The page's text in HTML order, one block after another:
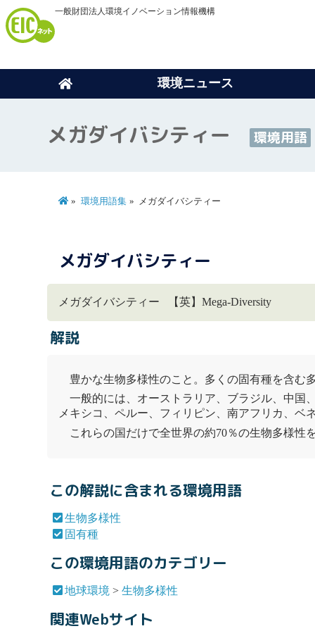
一般財団法人環境イノベーション情報機構
環境ニュース
メガダイバシティー 環境用語
環境用語集 メガダイバシティー
メガダイバシティー
メガダイバシティー 【英】Mega-Diversity
解説
豊かな生物多様性のこと。多くの固有種を含む
一般的には、オーストラリア、ブラジル、中国
メキシコ、ペルー、フィリピン、南アフリカ、ベ
これらの国だけで全世界の約70％の生物多様性
この解説に含まれる環境用語
生物多様性
固有種
この環境用語のカテゴリー
地球環境 >生物多様性
関連Webサイト